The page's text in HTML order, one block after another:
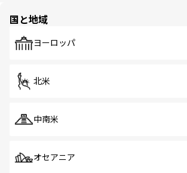
で、ホーカーズは地元の風情を楽しめ
国と地域
ヨーロッパ
北米
中南米
オセアニア